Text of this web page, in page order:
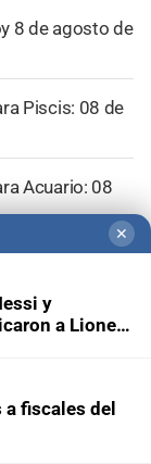
8 de agosto de
Piscis: 08 de
Acuario: 08
✕
y
a Lionel
fiscales del